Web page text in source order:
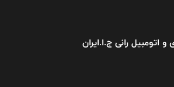
اتومبیل رانی ج.ا.ایران